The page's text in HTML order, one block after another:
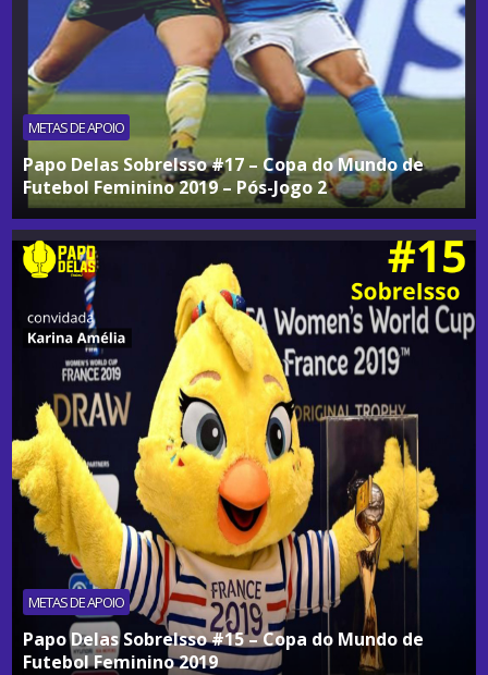
METAS DE APOIO
Papo Delas SobreIsso #17 – Copa do Mundo de
Futebol Feminino 2019 – Pós-Jogo 2
METAS DE APOIO
Papo Delas SobreIsso #15 – Copa do Mundo de
Futebol Feminino 2019